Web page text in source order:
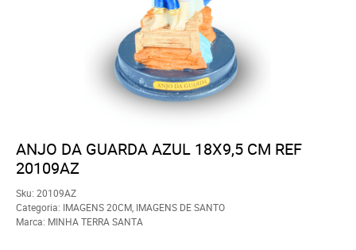
ANJO DA GUARDA AZUL 18X9,5 CM REF
20109AZ
Sku: 20109AZ
Categoria: IMAGENS 20CM IMAGENS DE SANTO
Marca: MINHA TERRA SANTA